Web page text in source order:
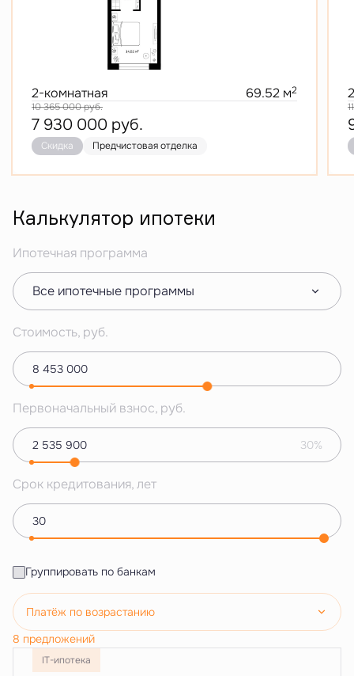
2-комнатная 69.52 м2
10 365 000руб.
7 930 000 руб.
Скидка Предчистовая отделка
Калькулятор ипотеки
Ипотечная программа
Все ипотечные программы
Стоимость, руб.
Первоначальный взнос, руб.
30%
Срок кредитования, лет
Группировать по банкам
Платёж по возрастанию
8 предложений
IT-ипотека